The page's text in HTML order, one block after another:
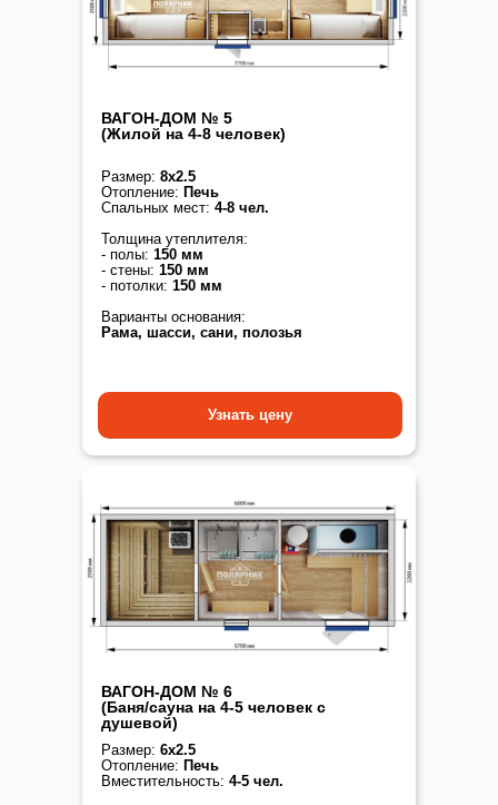
Узнать цену
Размер: 8х2.5
Отопление: Печь
Спальных мест: 4-8 чел.
Толщина утеплителя:
- полы: 150 мм
- стены: 150 мм
- потолки: 150 мм
Варианты основания:
Рама, шасси, сани, полозья
ВАГОН-ДОМ № 5
(Жилой на 4-8 человек)
Размер: 6х2.5
Отопление: Печь
Вместительность: 4-5 чел.
ВАГОН-ДОМ № 6
(Баня/сауна на 4-5 человек с
душевой)